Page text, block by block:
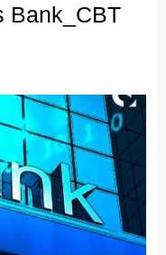
Bank_CBT